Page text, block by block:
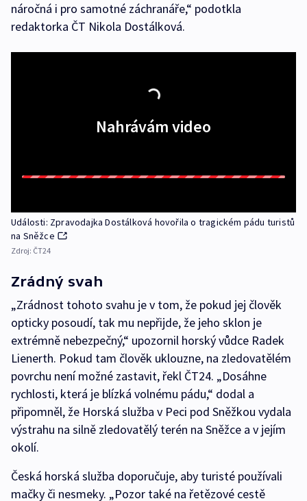
náročná i pro samotné záchranáře,“ podotkla
redaktorka ČT Nikola Dostálková.
Nahrávám video
Události: Zpravodajka Dostálková hovořila o tragickém pádu turistů
na Sněžce
Zdroj: ČT24
Zrádný svah
„Zrádnost tohoto svahu je v tom, že pokud jej člověk
opticky posoudí, tak mu nepřijde, že jeho sklon je
extrémně nebezpečný,“ upozornil horský vůdce Radek
Lienerth. Pokud tam člověk uklouzne, na zledovatělém
povrchu není možné zastavit, řekl ČT24. „Dosáhne
rychlosti, která je blízká volnému pádu,“ dodal a
připomněl, že Horská služba v Peci pod Sněžkou vydala
výstrahu na silně zledovatělý terén na Sněžce a v jejím
okolí.
Česká horská služba doporučuje, aby turisté používali
mačky či nesmeky. „Pozor také na řetězové cestě